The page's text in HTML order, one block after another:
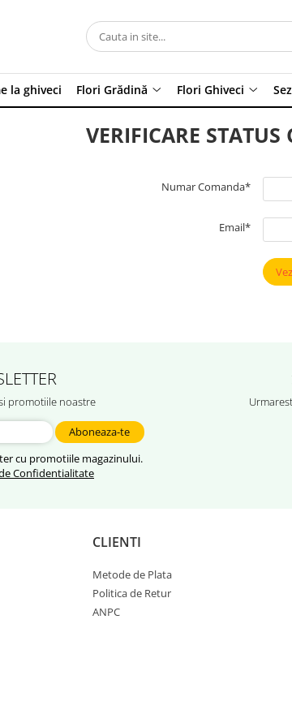
la ghiveci Flori Grădină Flori Ghiveci
VERIFICARE
Numar Comanda*
Email*
promotiile noastre
cu promotiile magazinului.
Confidentialitate
CLIENTI
Metode de Plata
Politica de Retur
ANPC